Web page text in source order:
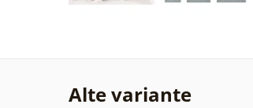
Alte variante